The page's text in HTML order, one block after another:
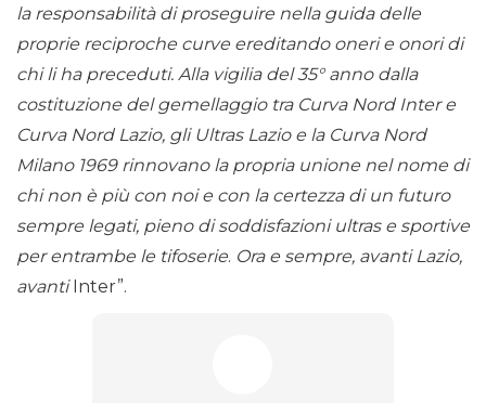
la responsabilità di proseguire nella guida delle
proprie reciproche curve ereditando oneri e onori di
chi li ha preceduti. Alla vigilia del 35° anno dalla
costituzione del gemellaggio tra Curva Nord Inter e
Curva Nord Lazio, gli Ultras Lazio e la Curva Nord
Milano 1969 rinnovano la propria unione nel nome di
chi non è più con noi e con la certezza di un futuro
sempre legati, pieno di soddisfazioni ultras e sportive
per entrambe le tifoserie. Ora e sempre, avanti Lazio,
avantiInter”.